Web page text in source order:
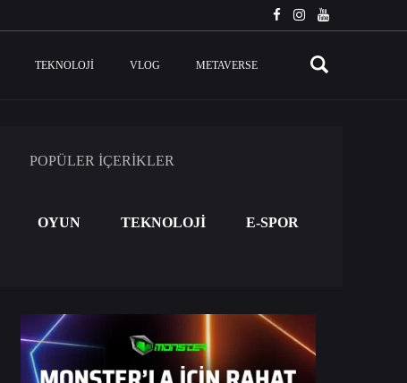
TEKNOLOJI VLOG METAVERSE
POPÜLER İÇERİKLER
OYUN TEKNOLOJİ E-SPOR